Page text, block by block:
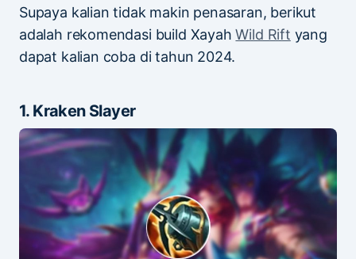
Supaya kalian tidak makin penasaran, berikut
adalah rekomendasi build XayahWild Rift yang
dapat kalian coba di tahun 2024.
1. Kraken Slayer